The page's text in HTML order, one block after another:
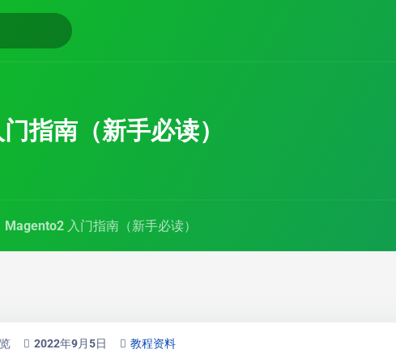
指南（新手必读）
Magento2 入门指南（新手必读）
2022年9月5日 教程资料